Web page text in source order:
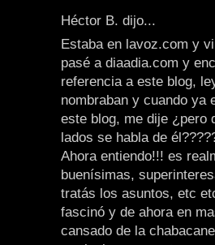
Héctor B. dijo...
Estaba en lavoz.com y
pasé a diaadia.com y
referencia a este blog,
nombraban y cuando ya
este blog, me dije ¿pero
lados se habla de
Ahora entiendo!!! es
buenísimas,
tratás los asuntos, etc
fascinó y de ahora en
cansado de la